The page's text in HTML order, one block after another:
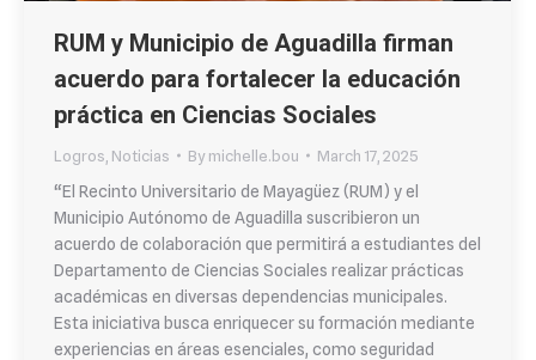
RUM y Municipio de Aguadilla firman
acuerdo para fortalecer la educación
práctica en Ciencias Sociales
Logros Noticias Bymichelle.bou
March 17, 2025
“El Recinto Universitario de Mayagüez (RUM) y el
Municipio Autónomo de Aguadilla suscribieron un
acuerdo de colaboración que permitirá a estudiantes del
Departamento de Ciencias Sociales realizar prácticas
académicas en diversas dependencias municipales.
Esta iniciativa busca enriquecer su formación mediante
experiencias en áreas esenciales, como seguridad